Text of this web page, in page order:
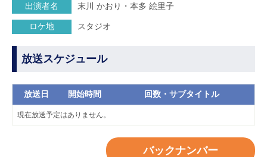
出演者名 末川 かおり・本多 絵里子
ロケ地 スタジオ
放送スケジュール
放送日 開始時間 回数・サブタイトル
現在放送予定はありません。
バックナンバー